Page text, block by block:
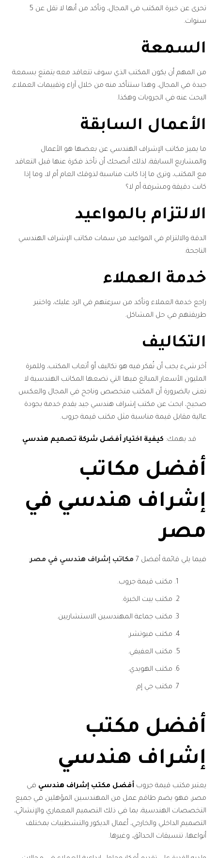
تحرى عن خبرة المكتب في المجال، وتأكد من أنها لا تقل عن 5
سنوات.
السمعة
من المهم أن يكون المكتب الذي سوف تتعاقد معه يتمتع بسمعة
جيدة في المجال، وهذا ستتأكد منه من خلال آراء وتقييمات العملاء،
البحث عنه في الجروبات وهكذا.
الأعمال السابقة
ما يميز مكاتب الإشراف الهندسي عن بعضها هو الأعمال
والمشاريع السابقة، لذلك أنصحك أن تأخذ فكرة عنها قبل التعاقد
مع المكتب، وترى ما إذا كانت مناسبة لذوقك العام أم لا، وما إذا
كانت دقيقة ومشرفة أم لا؟
الالتزام بالمواعيد
الدقة والالتزام في المواعيد من سمات مكاتب الإشراف الهندسي
الناجحة.
خدمة العملاء
راجع خدمة العملاء وتأكد من سرعتهم في الرد عليك، واختبر
طريقتهم في حل المشاكل.
التكاليف
آخر شيء يجب أن تُفكر فيه هو تكاليف أو أتعاب المكتب، وللمرة
المليون الأسعار المبالغ فيها التي تضعها المكاتب الهندسية لا
تعنى بالضرورة أن المكتب متخصص وناجح في المجال والعكس
صحيح، ابحث عن مكتب إشراف هندسي جيد يقدم خدمة بجودة
عالية مقابل قيمة مناسبة مثل مكتب قيمة جروب.
قد يهمك: كيفية اختيار أفضل شركة تصميم هندسي.
أفضل مكاتب
إشراف هندسي في
مصر
فيما يلي قائمة أفضل 7 مكاتب إشراف هندسي في مصر:
مكتب قيمة جروب.
مكتب بيت الخبرة.
مكتب جماعة المهندسين الاستشاريين.
مكتب فيوتشر.
مكتب العفيفي.
مكتب الهويدي.
مكتب جي إم.
أفضل مكتب
إشراف هندسي
يعتبر مكتب قيمة جروب أفضل مكتب إشراف هندسي في
مصر، فهو يضم طاقم عمل من المهندسين المؤهلين في جميع
التخصصات الهندسية، بما في ذلك التصميم المعماري والإنشائي،
التصميم الداخلي والخارجي، أعمال الديكور والتشطيبات بمختلف
أنواعها، تنسيقات الحدائق، وغيرها.